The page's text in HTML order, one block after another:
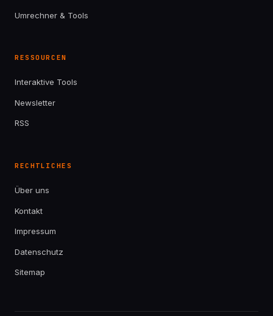
Umrechner & Tools
RESSOURCEN
Interaktive Tools
Newsletter
RSS
RECHTLICHES
Über uns
Kontakt
Impressum
Datenschutz
Sitemap